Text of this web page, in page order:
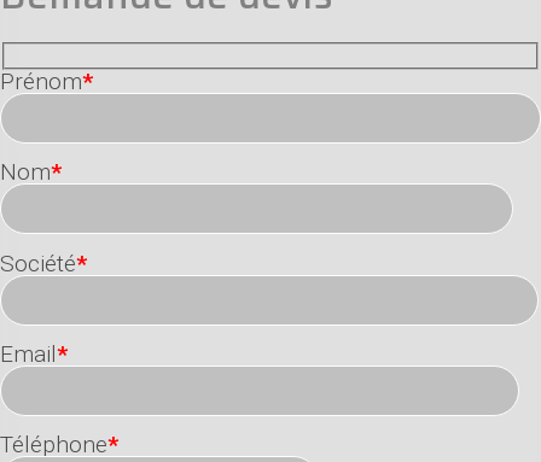
Prénom*
Nom*
Société*
Email*
Téléphone*